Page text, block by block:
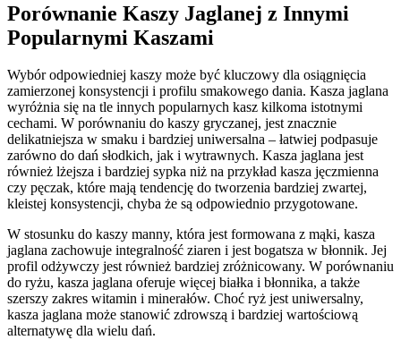
Porównanie Kaszy Jaglanej z Innymi
Popularnymi Kaszami
Wybór odpowiedniej kaszy może być kluczowy dla osiągnięcia
zamierzonej konsystencji i profilu smakowego dania. Kasza jaglana
wyróżnia się na tle innych popularnych kasz kilkoma istotnymi
cechami. W porównaniu do kaszy gryczanej, jest znacznie
delikatniejsza w smaku i bardziej uniwersalna – łatwiej podpasuje
zarówno do dań słodkich, jak i wytrawnych. Kasza jaglana jest
również lżejsza i bardziej sypka niż na przykład kasza jęczmienna
czy pęczak, które mają tendencję do tworzenia bardziej zwartej,
kleistej konsystencji, chyba że są odpowiednio przygotowane.
W stosunku do kaszy manny, która jest formowana z mąki, kasza
jaglana zachowuje integralność ziaren i jest bogatsza w błonnik. Jej
profil odżywczy jest również bardziej zróżnicowany. W porównaniu
do ryżu, kasza jaglana oferuje więcej białka i błonnika, a także
szerszy zakres witamin i minerałów. Choć ryż jest uniwersalny,
kasza jaglana może stanowić zdrowszą i bardziej wartościową
alternatywę dla wielu dań.